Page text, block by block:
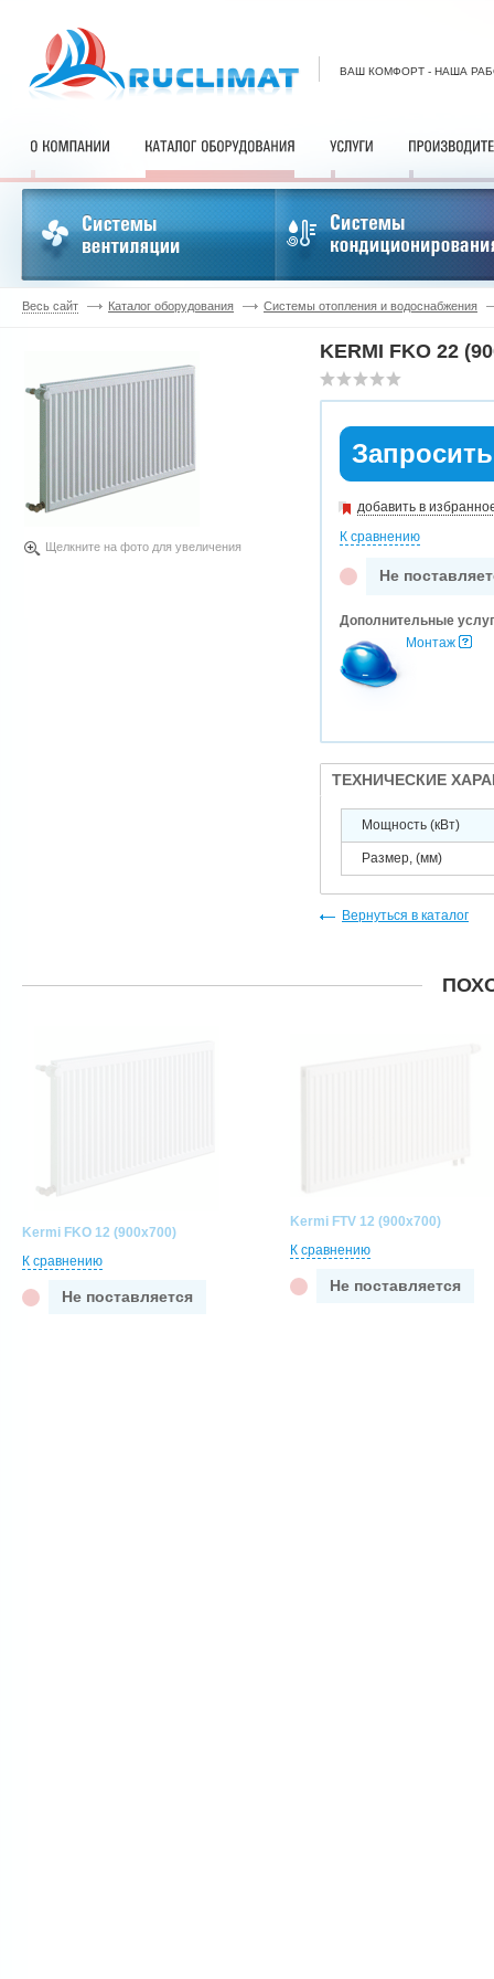
ВАШ КОМФОРТ - НАША
Весь сайт Каталог оборудования Системы отопления и водоснабжения
Щелкните на фото для увеличения
KERMI FKO 22
добавить в
К сравнению
Не
Дополнительные
Монтаж
ТЕХНИЧЕСКИЕ
Мощность (кВт)
Размер, (мм)
Вернуться в каталог
Kermi FKO 12 (900x700)
К сравнению
Не поставляется
Kermi FTV 12 (900x700)
К сравнению
Не поставляется